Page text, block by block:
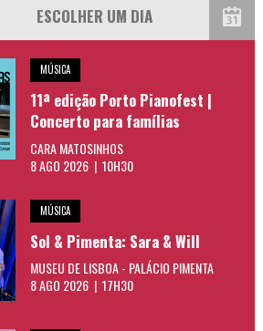
MÚSICA
11ª edição Porto Pianofest |
Concerto para famílias
CARA MATOSINHOS
8 AGO 2026 | 10H30
MÚSICA
Sol & Pimenta: Sara & Will
MUSEU DE LISBOA - PALÁCIO PIMENTA
8 AGO 2026 | 17H30